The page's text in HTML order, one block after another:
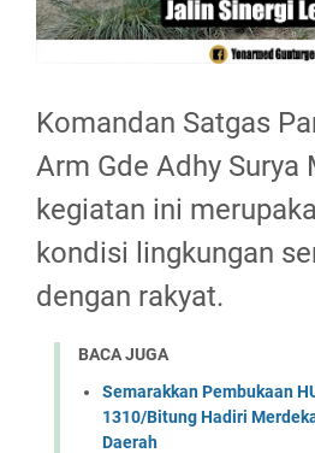
Komandan Satgas
Arm Gde Adhy Surya
kegiatan ini
kondisi lingkungan
dengan rakyat.
BACA JUGA
Semarakkan Pembukaan
1310/Bitung Hadiri
Daerah